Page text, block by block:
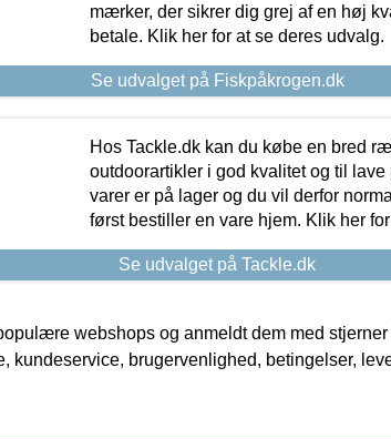
mærker, der sikrer dig grej af en høj
betale. Klik her for at se deres udvalg.
Se udvalget på Fiskpåkrogen.dk
Hos Tackle.dk kan du købe en bred
outdoorartikler i god kvalitet og til
varer er på lager og du vil derfor
først bestiller en vare hjem. Klik her
Se udvalget på Tackle.dk
webshops og anmeldt dem med
kundeservice, brugervenlighed, betingelser,